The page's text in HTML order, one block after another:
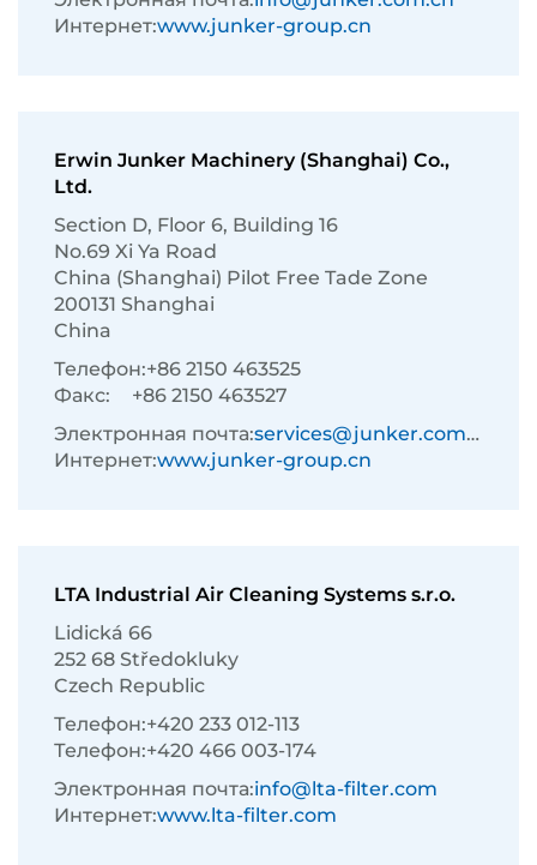
Интернет:www.junker-group.cn
Erwin Junker Machinery (Shanghai) Co.,
Ltd.
Section D, Floor 6, Building 16
No.69 Xi Ya Road
China (Shanghai) Pilot Free Tade Zone
200131 Shanghai
China
Телефон:+86 2150 463525
Факс:
+86 2150 463527
Электронная почта:services@junker.com.cn
Интернет:www.junker-group.cn
LTA Industrial Air Cleaning Systems s.r.o.
Lidická 66
252 68 Středokluky
Czech Republic
Телефон:+420 233 012-113
Телефон:+420 466 003-174
Электронная почта:info@lta-filter.com
Интернет:www.lta-filter.com